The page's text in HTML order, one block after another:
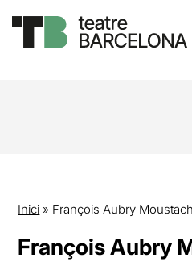
Inici » François Aubry
François Aubry